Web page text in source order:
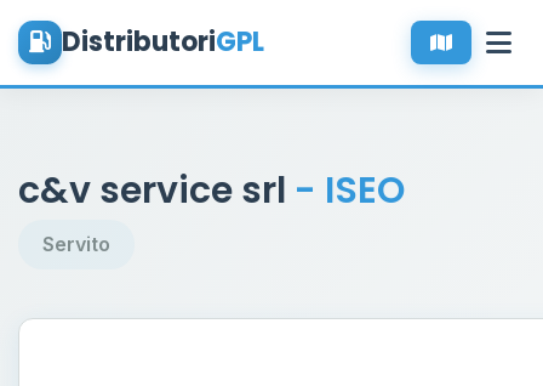
DistributoriGPL
c&v service srl - ISEO
Servito